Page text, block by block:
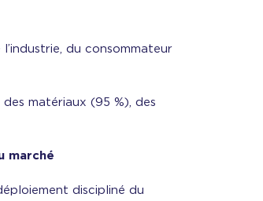
du consommateur
matériaux (95 %), des
marché
discipliné du